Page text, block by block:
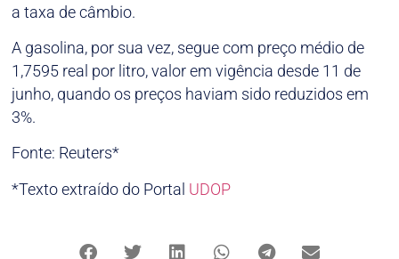
a taxa de câmbio.
A gasolina, por sua vez, segue com preço médio de
1,7595 real por litro, valor em vigência desde 11 de
junho, quando os preços haviam sido reduzidos em
3%.
Fonte: Reuters*
*Texto extraído do Portal UDOP